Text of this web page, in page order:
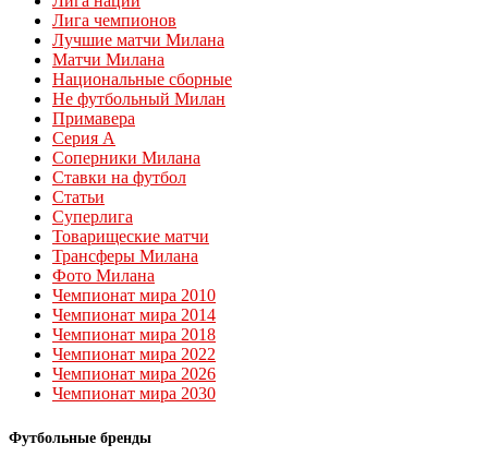
Лига чемпионов
Лучшие матчи Милана
Матчи Милана
Национальные сборные
Не футбольный Милан
Примавера
Серия А
Соперники Милана
Ставки на футбол
Статьи
Суперлига
Товарищеские матчи
Трансферы Милана
Фото Милана
Чемпионат мира 2010
Чемпионат мира 2014
Чемпионат мира 2018
Чемпионат мира 2022
Чемпионат мира 2026
Чемпионат мира 2030
Футбольные бренды